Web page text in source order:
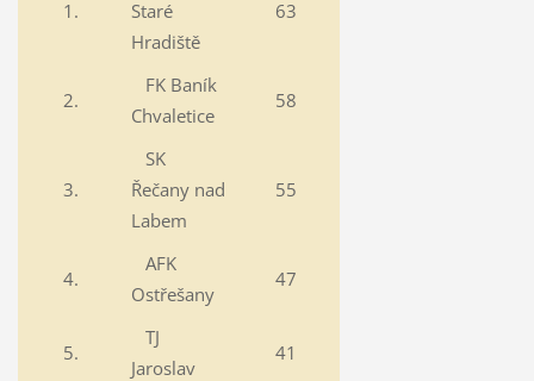
1.
Staré
Hradiště
63
2.
FK Baník
Chvaletice
58
3.
SK
Řečany nad
Labem
55
4.
AFK
Ostřešany
47
5.
TJ
Jaroslav
41